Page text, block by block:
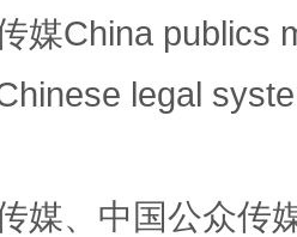
媒China publics
legal
媒、中国公众传